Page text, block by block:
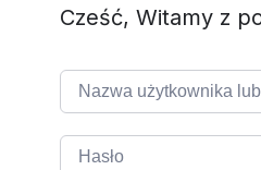
Cześć, Witamy z